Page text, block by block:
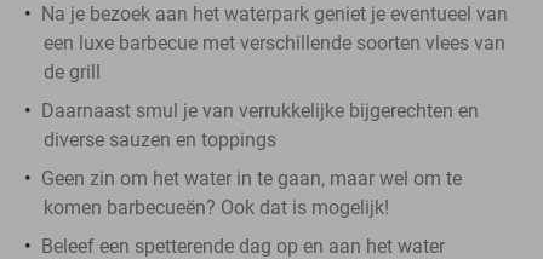
Na je bezoek aan het waterpark geniet je eventueel van
een luxe barbecue met verschillende soorten vlees van
de grill
Daarnaast smul je van verrukkelijke bijgerechten en
diverse sauzen en toppings
Geen zin om het water in te gaan, maar wel om te
komen barbecueën? Ook dat is mogelijk!
Beleef een spetterende dag op en aan het water